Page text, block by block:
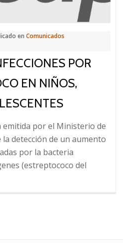
en Comunicados
POR
EN NIÑOS,
por el Ministerio de
detección de un aumento
por la bacteria
(estreptococo del